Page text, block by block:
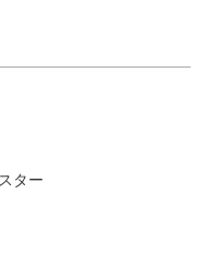
ター